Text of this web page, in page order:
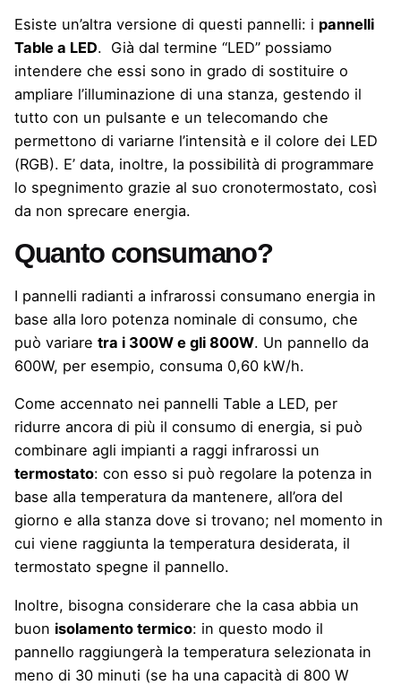
Esiste un’altra versione di questi pannelli: i pannelli
Table a LED. Già dal termine “LED” possiamo
intendere che essi sono in grado di sostituire o
ampliare l’illuminazione di una stanza, gestendo il
tutto con un pulsante e un telecomando che
permettono di variarne l’intensità e il colore dei LED
(RGB). E’ data, inoltre, la possibilità di programmare
lo spegnimento grazie al suo cronotermostato, così
da non sprecare energia.
Quanto consumano?
I pannelli radianti a infrarossi consumano energia in
base alla loro potenza nominale di consumo, che
può variare tra i 300W e gli 800W. Un pannello da
600W, per esempio, consuma 0,60 kW/h.
Come accennato nei pannelli Table a LED, per
ridurre ancora di più il consumo di energia, si può
combinare agli impianti a raggi infrarossi un
termostato: con esso si può regolare la potenza in
base alla temperatura da mantenere, all’ora del
giorno e alla stanza dove si trovano; nel momento in
cui viene raggiunta la temperatura desiderata, il
termostato spegne il pannello.
Inoltre, bisogna considerare che la casa abbia un
buon isolamento termico: in questo modo il
pannello raggiungerà la temperatura selezionata in
meno di 30 minuti (se ha una capacità di 800 W